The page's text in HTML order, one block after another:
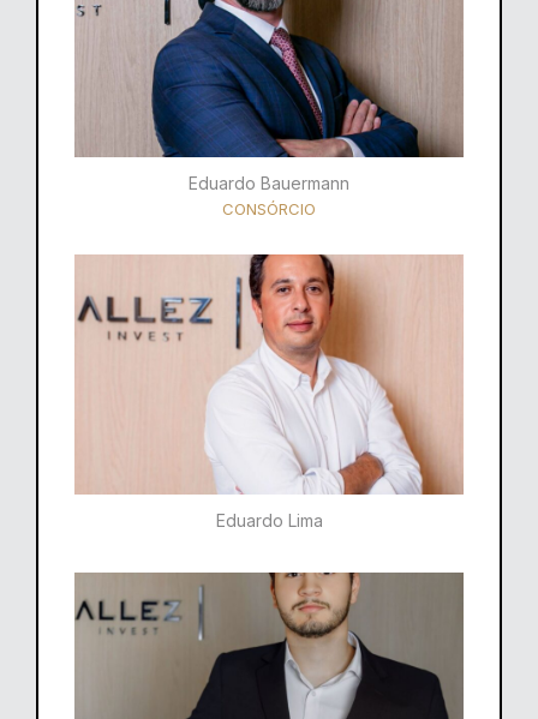
Eduardo Bauermann
CONSÓRCIO
Eduardo Lima